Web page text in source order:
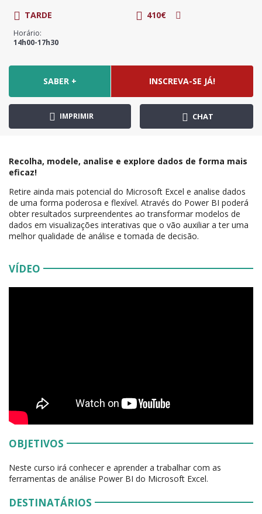
TARDE
Horário:
14h00-17h30
410€
SABER + INSCREVA-SE JÁ!
IMPRIMIR CHAT
Recolha, modele, analise e explore dados de forma mais
eficaz!
Retire ainda mais potencial do Microsoft Excel e analise dados
de uma forma poderosa e flexível. Através do Power BI poderá
obter resultados surpreendentes ao transformar modelos de
dados em visualizações interativas que o vão auxiliar a ter uma
melhor qualidade de análise e tomada de decisão.
VÍDEO
OBJETIVOS
Neste curso irá conhecer e aprender a trabalhar com as
ferramentas de análise Power BI do Microsoft Excel.
DESTINATÁRIOS